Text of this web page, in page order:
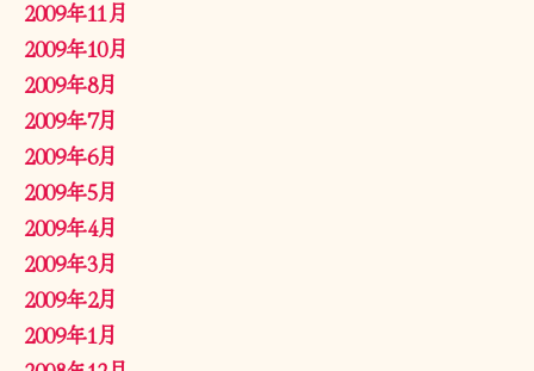
2009年11月
2009年10月
2009年8月
2009年7月
2009年6月
2009年5月
2009年4月
2009年3月
2009年2月
2009年1月